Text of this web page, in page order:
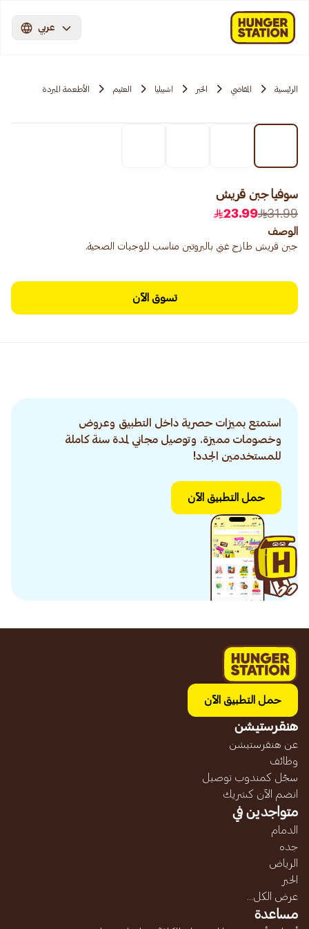
عربي
الرئيسية المقاضي الخبر اشبيليا العثيم الأطعمة المبردة
سوفيا جبن قريش
31.99
23.99
الوصف
جبن قريش طازج غني بالبروتين مناسب للوجبات الصحية.
تسوق الآن
استمتع بميزات حصرية داخل التطبيق وعروض
وخصومات مميزة. وتوصيل مجاني لمدة سنة كاملة
للمستخدمين الجدد!
حمل التطبيق الآن
حمل التطبيق الآن
هنقرستيشن
عن هنقرستيشن
وظائف
سجّل كمندوب توصيل
انضم الآن كشريك
متواجدين في
الدمام
جده
الرياض
الخبر
عرض الكل...
مساعدة